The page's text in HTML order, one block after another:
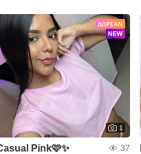
ΔΩΡΕΆΝ
1
Pink🩷✨ 37